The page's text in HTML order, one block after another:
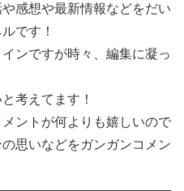
感想や最新情報などをだい
です！
ンですが時々、編集に凝っ
考えてます！
ントが何よりも嬉しいので
思いなどをガンガンコメン